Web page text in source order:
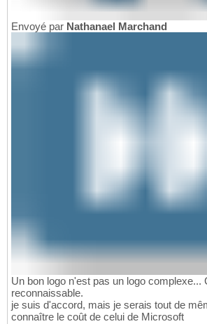
Envoyé par Nathanael Marchand
Un bon logo n'est pas un logo complexe...
reconnaissable.
je suis d'accord, mais je serais tout de
connaître le coût de celui de Microsoft